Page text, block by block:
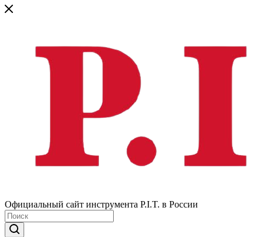
Официальный сайт инструмента P.I.T. в России